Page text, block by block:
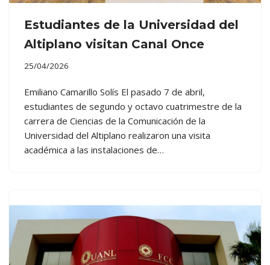
Estudiantes de la Universidad del
Altiplano visitan Canal Once
25/04/2026
Emiliano Camarillo Solís El pasado 7 de abril,
estudiantes de segundo y octavo cuatrimestre de la
carrera de Ciencias de la Comunicación de la
Universidad del Altiplano realizaron una visita
académica a las instalaciones de…